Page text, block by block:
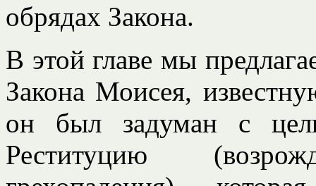
обрядах Закона.
В этой главе мы
Закона Моисея,
он был задуман с
Реституцию